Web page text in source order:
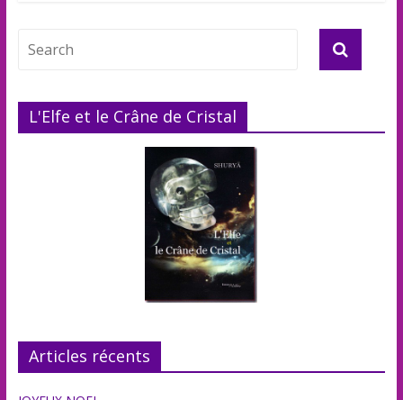
L'Elfe et le Crâne de Cristal
Articles récents